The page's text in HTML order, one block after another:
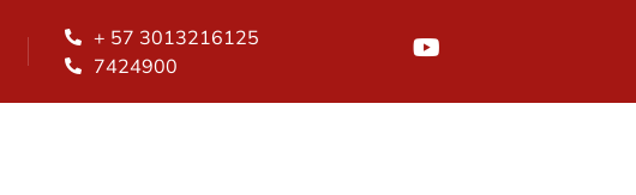
+ 57 3013216125
7424900